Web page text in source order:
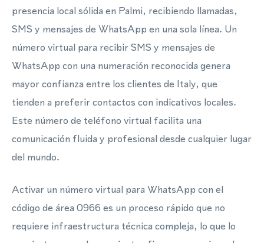
presencia local sólida en Palmi, recibiendo llamadas,
SMS y mensajes de WhatsApp en una sola línea. Un
número virtual para recibir SMS y mensajes de
WhatsApp con una numeración reconocida genera
mayor confianza entre los clientes de Italy, que
tienden a preferir contactos con indicativos locales.
Este número de teléfono virtual facilita una
comunicación fluida y profesional desde cualquier lugar
del mundo.
Activar un número virtual para WhatsApp con el
código de área 0966 es un proceso rápido que no
requiere infraestructura técnica compleja, lo que lo